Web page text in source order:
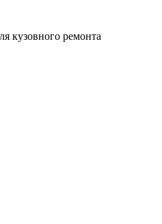
кузовного ремонта